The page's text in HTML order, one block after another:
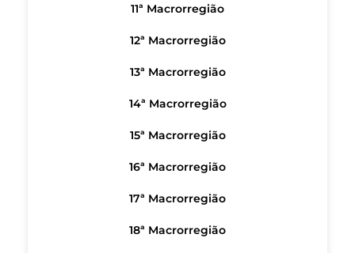
11ª Macrorregião
12ª Macrorregião
13ª Macrorregião
14ª Macrorregião
15ª Macrorregião
16ª Macrorregião
17ª Macrorregião
18ª Macrorregião